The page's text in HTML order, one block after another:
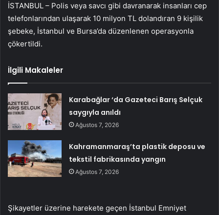
İSTANBUL – Polis veya savcı gibi davranarak insanları cep
telefonlarından ulaşarak 10 milyon TL dolandıran 9 kişilik
şebeke, İstanbul ve Bursa’da düzenlenen operasyonla
çökertildi.
İlgili Makaleler
Karabağlar ‘da Gazeteci Barış Selçuk
saygıyla anıldı
Ağustos 7, 2026
Kahramanmaraş’ta plastik deposu ve
tekstil fabrikasında yangın
Ağustos 7, 2026
Şikayetler üzerine harekete geçen İstanbul Emniyet